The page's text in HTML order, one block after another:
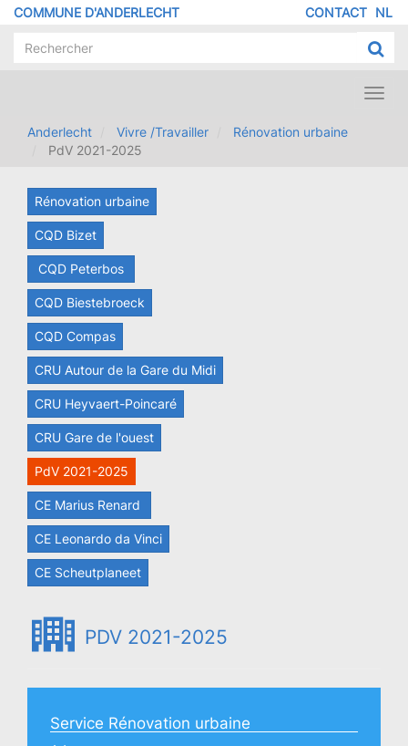
Aller
contenu
COMMUNE D'ANDERLECHT NL
DE
CONTACT
Anderlecht
Vivre /Travailler
Rénovation urbaine
PdV 2021-2025
Rénovation urbaine
CQD Bizet
CQD Peterbos
CQD Biestebroeck
CQD Compas
CRU Autour de la Gare du Midi
CRU Heyvaert-Poincaré
CRU Gare de l'ouest
PdV 2021-2025
CE Marius Renard
CE Leonardo da Vinci
CE Scheutplaneet
PDV 2021-2025
Service Rénovation urbaine